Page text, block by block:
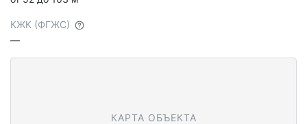
КЖК (ФГЖС)
—
КАРТА ОБЪЕКТА